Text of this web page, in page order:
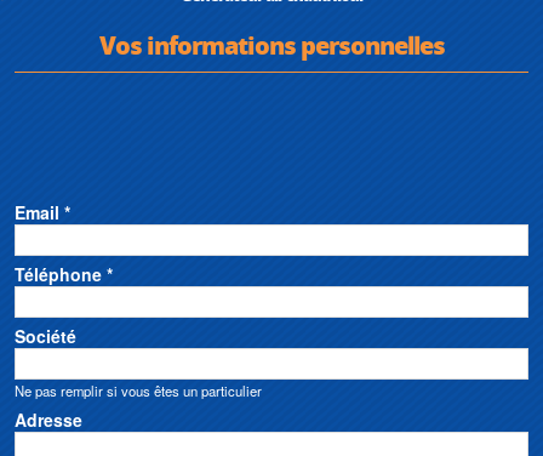
Vos informations personnelles
Email *
Téléphone *
Société
Ne pas remplir si vous êtes un particulier
Adresse